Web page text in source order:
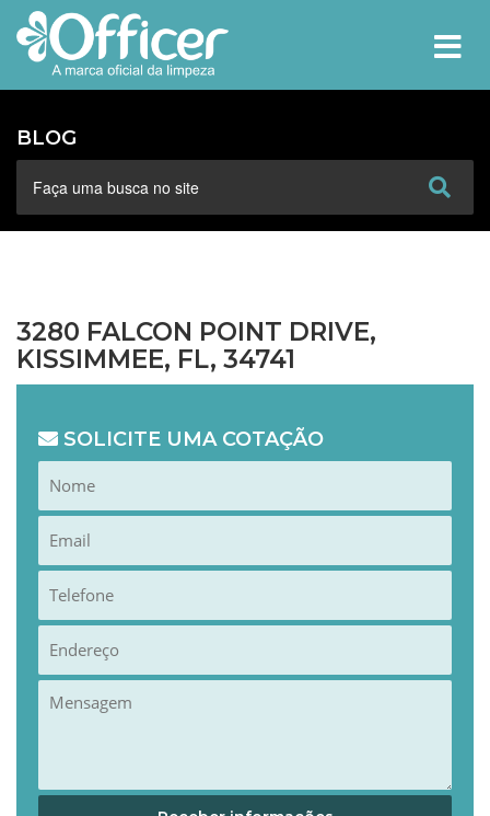
BLOG
3280 FALCON POINT DRIVE,
KISSIMMEE, FL, 34741
SOLICITE UMA COTAÇÃO